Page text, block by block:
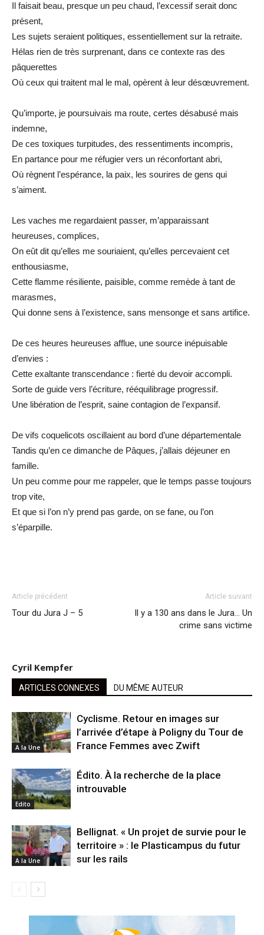
Il faisait beau, presque un peu chaud, l’excessif serait donc
présent,
Les sujets seraient politiques, essentiellement sur la retraite.
Hélas rien de très surprenant, dans ce contexte ras des
pâquerettes
Où ceux qui traitent mal le mal, opèrent à leur désœuvrement.
Qu’importe, je poursuivais ma route, certes désabusé mais
indemne,
De ces toxiques turpitudes, des ressentiments incompris,
En partance pour me réfugier vers un réconfortant abri,
Où règnent l’espérance, la paix, les sourires de gens qui
s’aiment.
Les vaches me regardaient passer, m’apparaissant
heureuses, complices,
On eût dit qu’elles me souriaient, qu’elles percevaient cet
enthousiasme,
Cette flamme résiliente, paisible, comme remède à tant de
marasmes,
Qui donne sens à l’existence, sans mensonge et sans artifice.
De ces heures heureuses afflue, une source inépuisable
d’envies :
Cette exaltante transcendance : fierté du devoir accompli.
Sorte de guide vers l’écriture, rééquilibrage progressif.
Une libération de l’esprit, saine contagion de l’expansif.
De vifs coquelicots oscillaient au bord d’une départementale
Tandis qu’en ce dimanche de Pâques, j’allais déjeuner en
famille.
Un peu comme pour me rappeler, que le temps passe toujours
trop vite,
Et que si l’on n’y prend pas garde, on se fane, ou l’on
s’éparpille.
Article précédent
Tour du Jura J – 5
Article suivant
Il y a 130 ans dans le Jura… Un
crime sans victime
Cyril Kempfer
ARTICLES CONNEXES DU MÊME AUTEUR
A la Une
Cyclisme. Retour en images sur
l’arrivée d’étape à Poligny du Tour de
France Femmes avec Zwift
Edito
Édito. À la recherche de la place
introuvable
A la Une
Bellignat. « Un projet de survie pour le
territoire » : le Plasticampus du futur
sur les rails